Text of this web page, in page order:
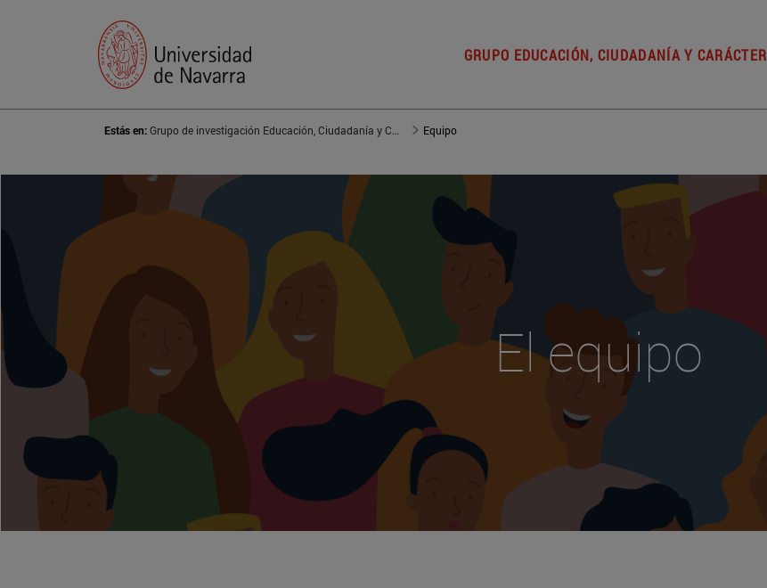
GRUPO EDUCACIÓN, CIUDADANÍA Y CARÁCTER
Estás en: Equipo
El equipo